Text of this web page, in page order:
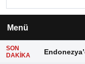
Menü
SON
DAKIKA